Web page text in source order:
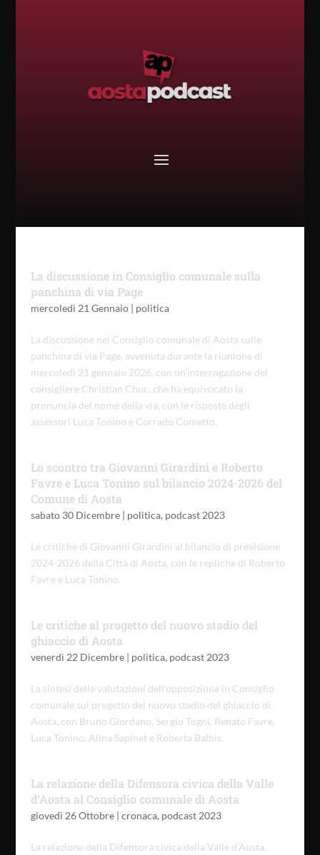
La discussione in Consiglio comunale sulla
panchina di via Page
mercoledì 21 Gennaio| politica
La discussione nel Consiglio comunale di Aosta sulle
panchina di via Page, avvenuta durante la riunione di
mercoledì 21 gennaio 2026, con un’interrogazione del
consigliere Christian Chuc, che ha equivocato la
pronuncia del nome della via, con le risposte degli
assessori Luca Tonino e Corrado Cometto.
Lo scontro tra Giovanni Girardini e Roberto
Favre e Luca Tonino sul bilancio 2024-2026 del
Comune di Aosta
sabato 30 Dicembre| politica, podcast 2023
Le critiche di Giovanni Girardini al bilancio di previsione
2024-2026 della Città di Aosta, con le repliche di Roberto
Favre e Luca Tonino.
Le critiche al progetto del nuovo stadio del
ghiaccio di Aosta
venerdì 22 Dicembre| politica, podcast 2023
La sintesi delle valutazioni dell’opposizione in Consiglio
comunale sul progetto del nuovo stadio del ghiaccio di
Aosta, con Bruno Giordano, Sergio Togni, Renato Favre,
Luca Tonino, Alina Sapinet e Roberta Balbis.
La relazione della Difensora civica della Valle
d’Aosta al Consiglio comunale di Aosta
giovedì 26 Ottobre| cronaca, podcast 2023
La relazione della Difensora civica della Valle d’Aosta,